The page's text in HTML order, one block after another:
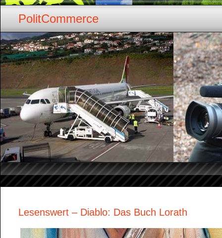
PolitCommerce
Lesenswert – Diablo: Das Buch Lorath